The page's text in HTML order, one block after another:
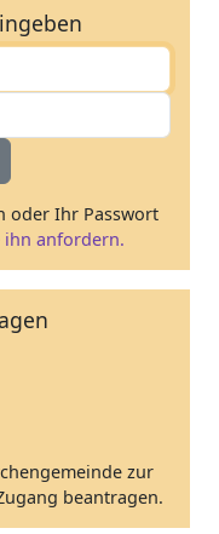
oder Ihr Passwort
ihn anfordern.
zur
beantragen.